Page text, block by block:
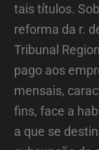
tais títulos.
reforma da r.
Tribunal
pago aos
mensais,
fins, face a
a que se